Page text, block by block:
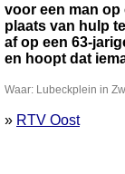
voor een man op
plaats van hulp
af op een 63-
en hoopt dat
Waar: Lubeckplein in
» RTV Oost